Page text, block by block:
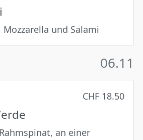
und Salami
06.11
CHF 18.50
an einer